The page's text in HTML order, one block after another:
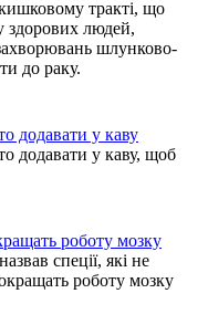
тракті, що
здорових людей,
шлунково-
до раку.
додавати у каву
додавати у каву, щоб
роботу мозку
спеції, які не
роботу мозку